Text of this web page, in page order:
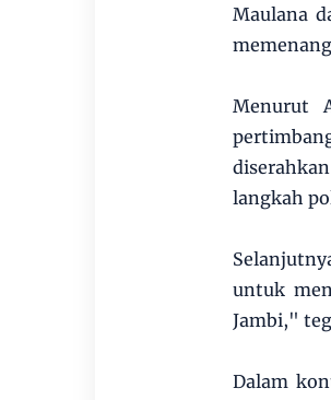
Maulana
Menurut
langkah
untuk
Jambi,"
Dalam